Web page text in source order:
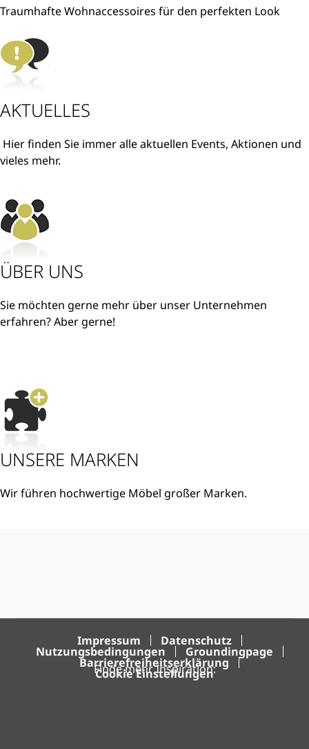
Traumhafte Wohnaccessoires für den perfekten Look
AKTUELLES
Hier finden Sie immer alle aktuellen Events, Aktionen und
vieles mehr.
ÜBER UNS
Sie möchten gerne mehr über unser Unternehmen
erfahren? Aber gerne!
UNSERE MARKEN
Wir führen hochwertige Möbel großer Marken.
Finde mehr Inspiration:
Impressum Datenschutz
Nutzungsbedingungen Groundingpage
Barrierefreiheitserklärung
Cookie Einstellungen